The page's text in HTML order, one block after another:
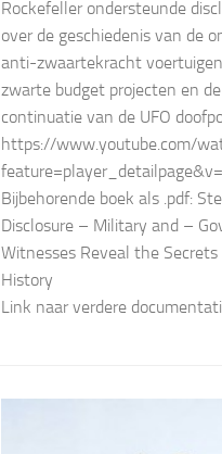
Rockefeller ondersteunde
over de geschiedenis van de
anti-zwaartekracht
zwarte budget projecten en
continuatie van de UFO
https://www.youtube.com/
Bijbehorende boek als .pdf:
Disclosure – Military and –
Witnesses Reveal the Secrets
History
Link naar verdere